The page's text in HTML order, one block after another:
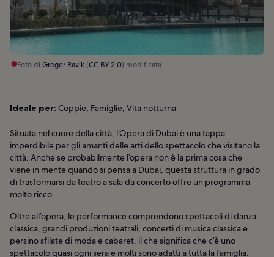
Foto di Greger Ravik(CC BY 2.0) modificata
Ideale per: Coppie, Famiglie, Vita notturna
Situata nel cuore della città, l’Opera di Dubai è una tappa
imperdibile per gli amanti delle arti dello spettacolo che visitano la
città. Anche se probabilmente l’opera non è la prima cosa che
viene in mente quando si pensa a Dubai, questa struttura in grado
di trasformarsi da teatro a sala da concerto offre un programma
molto ricco.
Oltre all’opera, le performance comprendono spettacoli di danza
classica, grandi produzioni teatrali, concerti di musica classica e
persino sfilate di moda e cabaret, il che significa che c’è uno
spettacolo quasi ogni sera e molti sono adatti a tutta la famiglia.